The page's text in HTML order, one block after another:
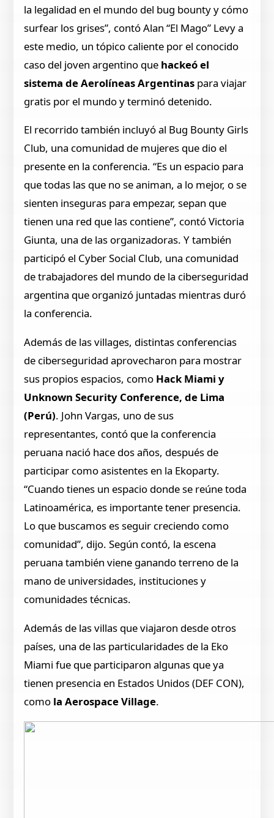
la legalidad en el mundo del bug bounty y cómo
surfear los grises”, contó Alan “El Mago” Levy a
este medio, un tópico caliente por el conocido
caso del joven argentino que hackeó el
sistema de Aerolíneas Argentinas para viajar
gratis por el mundo y terminó detenido.
El recorrido también incluyó al Bug Bounty Girls
Club, una comunidad de mujeres que dio el
presente en la conferencia. “Es un espacio para
que todas las que no se animan, a lo mejor, o se
sienten inseguras para empezar, sepan que
tienen una red que las contiene”, contó Victoria
Giunta, una de las organizadoras. Y también
participó el Cyber Social Club, una comunidad
de trabajadores del mundo de la ciberseguridad
argentina que organizó juntadas mientras duró
la conferencia.
Además de las villages, distintas conferencias
de ciberseguridad aprovecharon para mostrar
sus propios espacios, como Hack Miami y
Unknown Security Conference, de Lima
(Perú). John Vargas, uno de sus
representantes, contó que la conferencia
peruana nació hace dos años, después de
participar como asistentes en la Ekoparty.
“Cuando tienes un espacio donde se reúne toda
Latinoamérica, es importante tener presencia.
Lo que buscamos es seguir creciendo como
comunidad”, dijo. Según contó, la escena
peruana también viene ganando terreno de la
mano de universidades, instituciones y
comunidades técnicas.
Además de las villas que viajaron desde otros
países, una de las particularidades de la Eko
Miami fue que participaron algunas que ya
tienen presencia en Estados Unidos (DEF CON),
como la Aerospace Village.